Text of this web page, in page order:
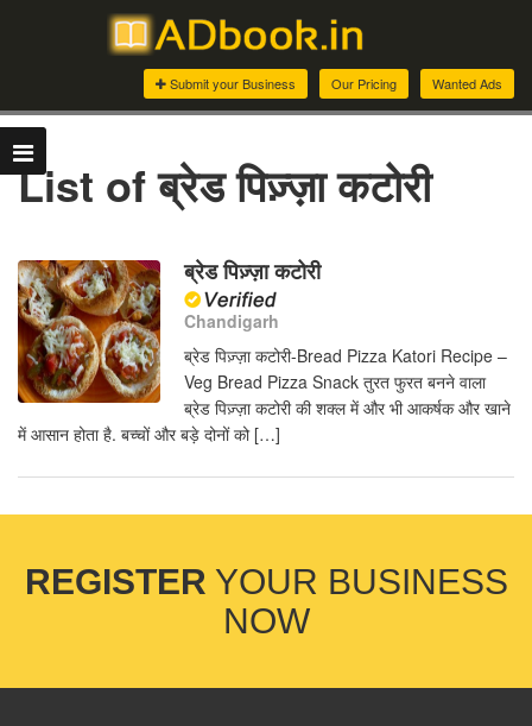
Wanted Ads
Our Pricing
Submit your Business
List of ब्रेड पिज़्ज़ा कटोरी
ब्रेड पिज़्ज़ा कटोरी
Chandigarh
ब्रेड पिज़्ज़ा कटोरी-Bread Pizza Katori Recipe –
Veg Bread Pizza Snack तुरत फुरत बनने वाला
ब्रेड पिज़्ज़ा कटोरी की शक्ल में और भी आकर्षक और खाने
में आसान होता है. बच्चों और बड़े दोनों को […]
REGISTER YOUR BUSINESS
NOW